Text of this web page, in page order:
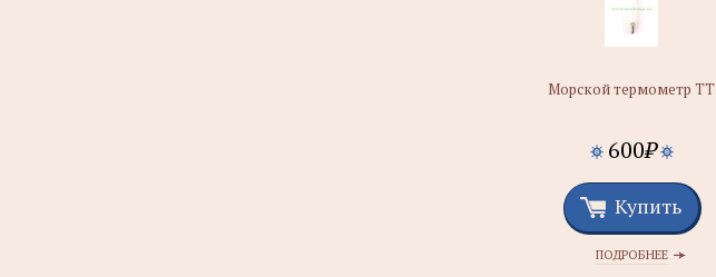
Морской термометр ТТ
600₽
Купить
ПОДРОБНЕЕ